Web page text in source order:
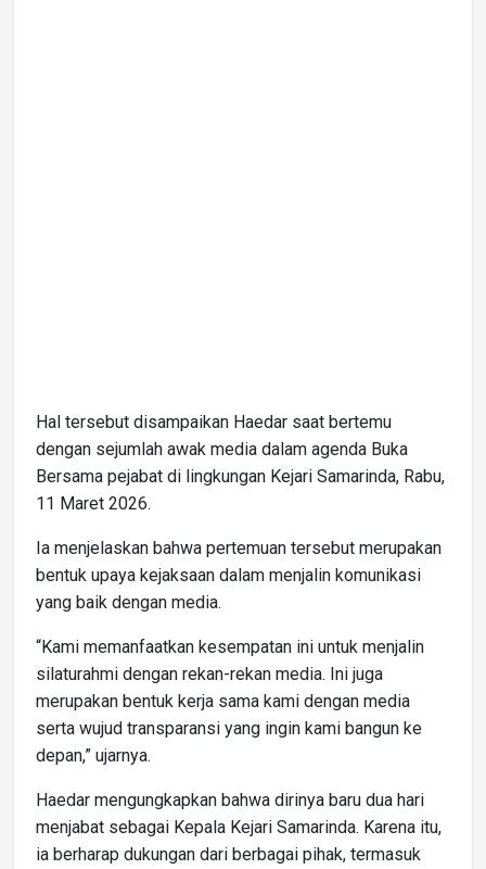
Hal tersebut disampaikan Haedar saat bertemu
dengan sejumlah awak media dalam agenda Buka
Bersama pejabat di lingkungan Kejari Samarinda, Rabu,
11 Maret 2026.
Ia menjelaskan bahwa pertemuan tersebut merupakan
bentuk upaya kejaksaan dalam menjalin komunikasi
yang baik dengan media.
“Kami memanfaatkan kesempatan ini untuk menjalin
silaturahmi dengan rekan-rekan media. Ini juga
merupakan bentuk kerja sama kami dengan media
serta wujud transparansi yang ingin kami bangun ke
depan,” ujarnya.
Haedar mengungkapkan bahwa dirinya baru dua hari
menjabat sebagai Kepala Kejari Samarinda. Karena itu,
ia berharap dukungan dari berbagai pihak, termasuk